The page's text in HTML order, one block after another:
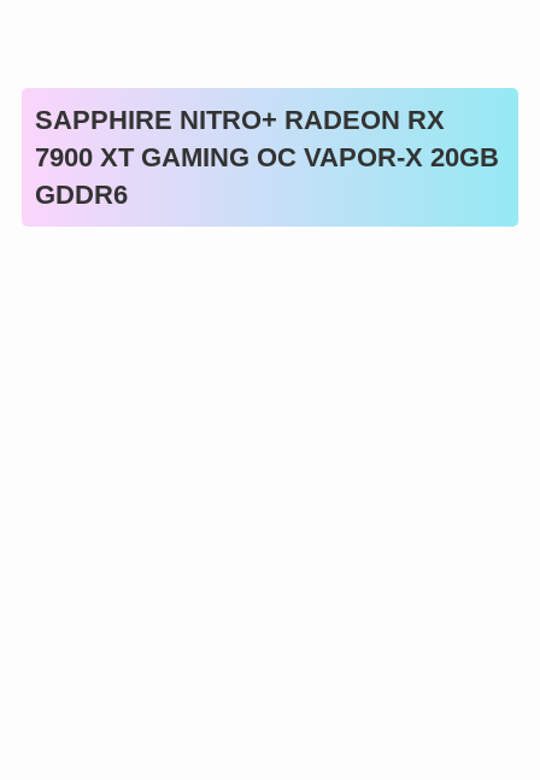
SAPPHIRE NITRO+ RADEON RX
7900 XT GAMING OC VAPOR-X 20GB
GDDR6